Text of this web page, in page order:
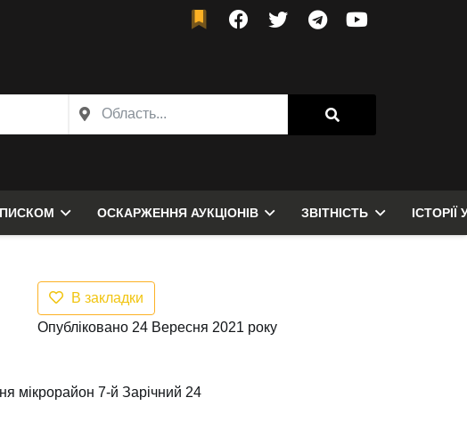
ОСКАРЖЕННЯ АУКЦІОНІВ ЗВІТНІСТЬ ІСТОРІЇ
В закладки
Опубліковано 24 Вересня 2021 року
мікрорайон 7-й Зарічний 24